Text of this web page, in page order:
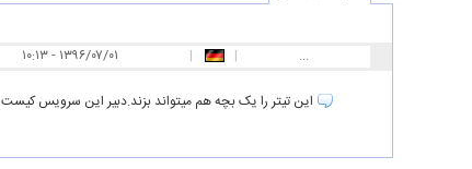
...
|
| ۱۰:۱۳ - ۱۳۹۶/۰۷/۰۱
این تیتر را یک بچه هم میتواند بزند.دبیر این سرویس کیست